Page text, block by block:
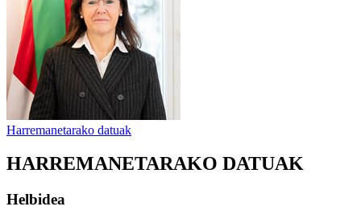
Harremanetarako datuak
HARREMANETARAKO DATUAK
Helbidea